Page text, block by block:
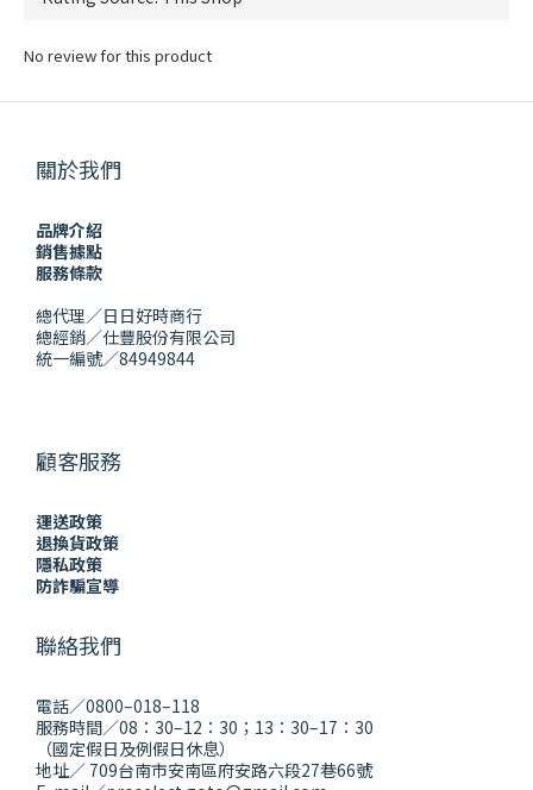
No review for this product
關於我們
品牌介紹
銷售據點
服務條款
總代理／日日好時商行
總經銷／仕豐股份有限公司
統一編號／84949844
顧客服務
運送政策
退換貨政策
隱私政策
防詐騙宣導
聯絡我們
電話／0800–018–118
服務時間／08：30–12：30；13：30–17：30
（國定假日及例假日休息）
地址／ 709台南市安南區府安路六段27巷66號